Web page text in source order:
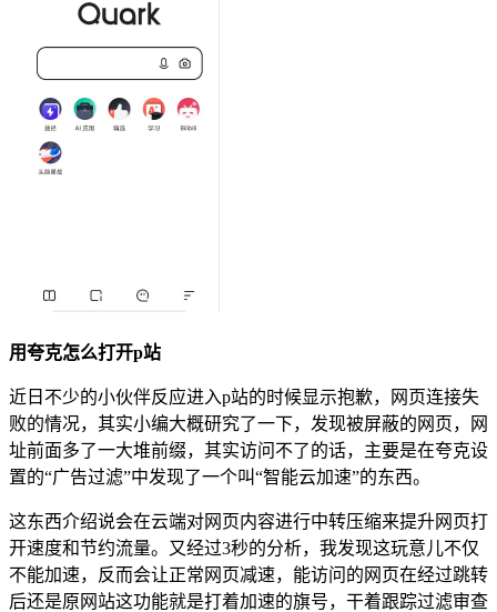
用夸克怎么打开p站
近日不少的小伙伴反应进入p站的时候显示抱歉，网页连接失
败的情况，其实小编大概研究了一下，发现被屏蔽的网页，网
址前面多了一大堆前缀，其实访问不了的话，主要是在夸克设
置的“广告过滤”中发现了一个叫“智能云加速”的东西。
这东西介绍说会在云端对网页内容进行中转压缩来提升网页打
开速度和节约流量。又经过3秒的分析，我发现这玩意儿不仅
不能加速，反而会让正常网页减速，能访问的网页在经过跳转
后还是原网站这功能就是打着加速的旗号，干着跟踪过滤审查